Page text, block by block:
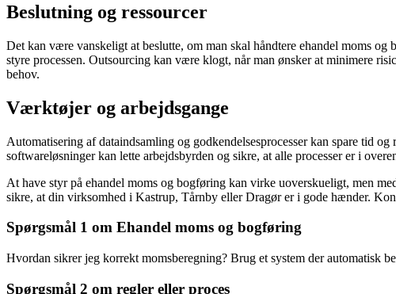
Beslutning og ressourcer
Det kan være vanskeligt at beslutte, om man skal håndtere ehandel moms
styre processen. Outsourcing kan være klogt, når man ønsker at minimere
behov.
Værktøjer og arbejdsgange
Automatisering af dataindsamling og godkendelsesprocesser kan spare tid
softwareløsninger kan lette arbejdsbyrden og sikre, at alle processer er i
At have styr på ehandel moms og bogføring kan virke uoverskueligt, men
sikre, at din virksomhed i Kastrup, Tårnby eller Dragør er i gode hænder.
Spørgsmål 1 om Ehandel moms og bogføring
Hvordan sikrer jeg korrekt momsberegning? Brug et system der automatisk
Spørgsmål 2 om regler eller proces